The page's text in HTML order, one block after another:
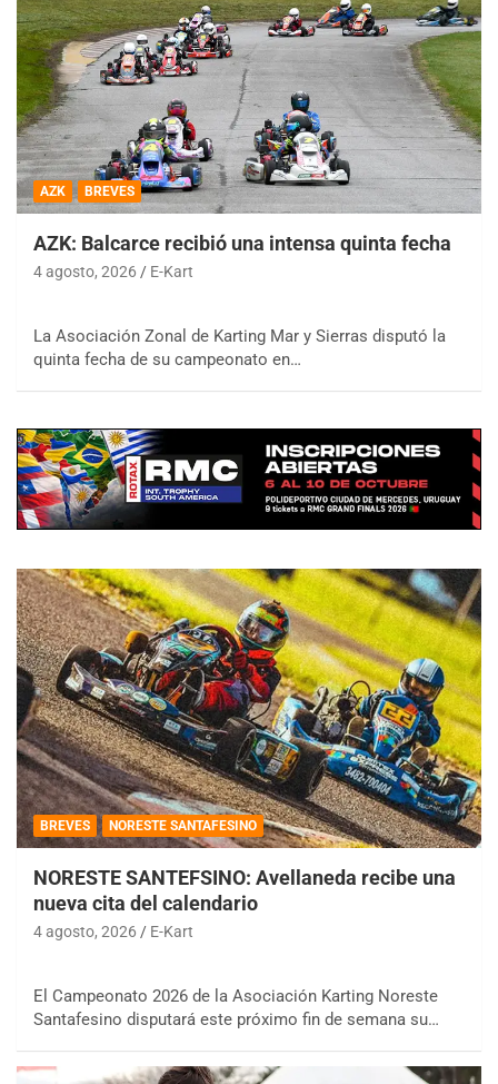
AZK BREVES
AZK: Balcarce recibió una intensa quinta fecha
4 agosto, 2026 E-Kart
La Asociación Zonal de Karting Mar y Sierras disputó la
quinta fecha de su campeonato en…
BREVES NORESTE SANTAFESINO
NORESTE SANTEFSINO: Avellaneda recibe una
nueva cita del calendario
4 agosto, 2026 E-Kart
El Campeonato 2026 de la Asociación Karting Noreste
Santafesino disputará este próximo fin de semana su…